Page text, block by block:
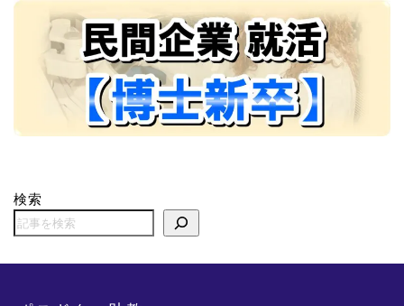
検索